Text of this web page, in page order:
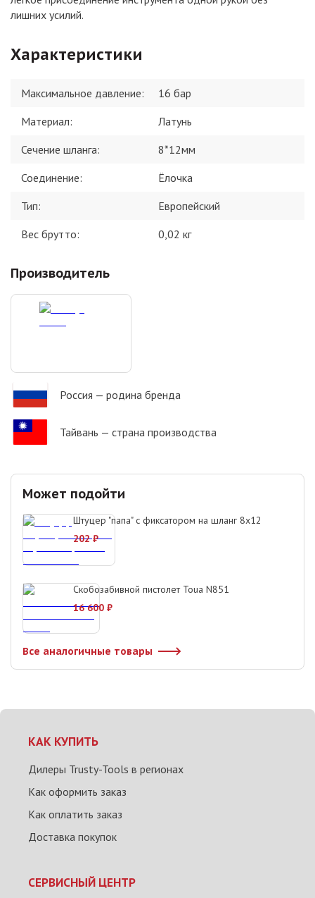
лишних усилий.
Характеристики
Максимальное давление:
16 бар
Материал:
Латунь
Сечение шланга:
8*12мм
Соединение:
Ёлочка
Тип:
Европейский
Вес брутто:
0,02 кг
Производитель
Россия — родина бренда
Тайвань — страна производства
Может подойти
Штуцер "папа" с фиксатором на шланг 8х12
202 ₽
Скобозабивной пистолет Toua N851
16 600 ₽
Все аналогичные товары
КАК КУПИТЬ
Дилеры Trusty-Tools в регионах
Как оформить заказ
Как оплатить заказ
Доставка покупок
СЕРВИСНЫЙ ЦЕНТР